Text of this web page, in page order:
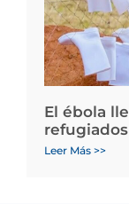
El ébola
Leer Más >>